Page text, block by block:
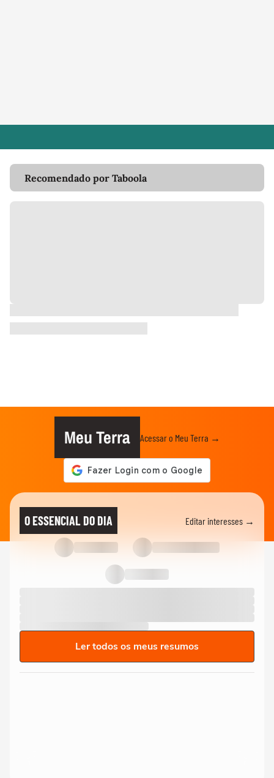
Recomendado por Taboola
Meu Terra Acessar o Meu Terra →
O ESSENCIAL DO DIA Editar interesses →
Ler todos os meus resumos